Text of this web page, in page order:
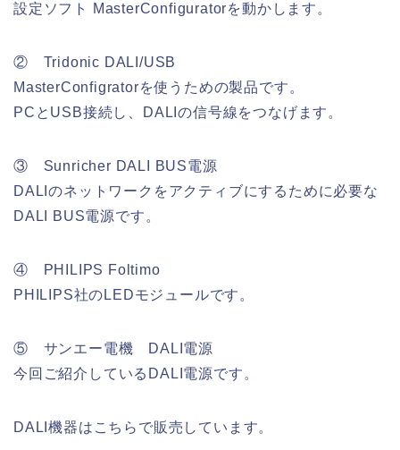
設定ソフト MasterConfiguratorを動かします。
② Tridonic DALI/USB
MasterConfigratorを使うための製品です。
PCとUSB接続し、DALIの信号線をつなげます。
③ Sunricher DALI BUS電源
DALIのネットワークをアクティブにするために必要な
DALI BUS電源です。
④ PHILIPS Foltimo
PHILIPS社のLEDモジュールです。
⑤ サンエー電機 DALI電源
今回ご紹介しているDALI電源です。
DALI機器はこちらで販売しています。